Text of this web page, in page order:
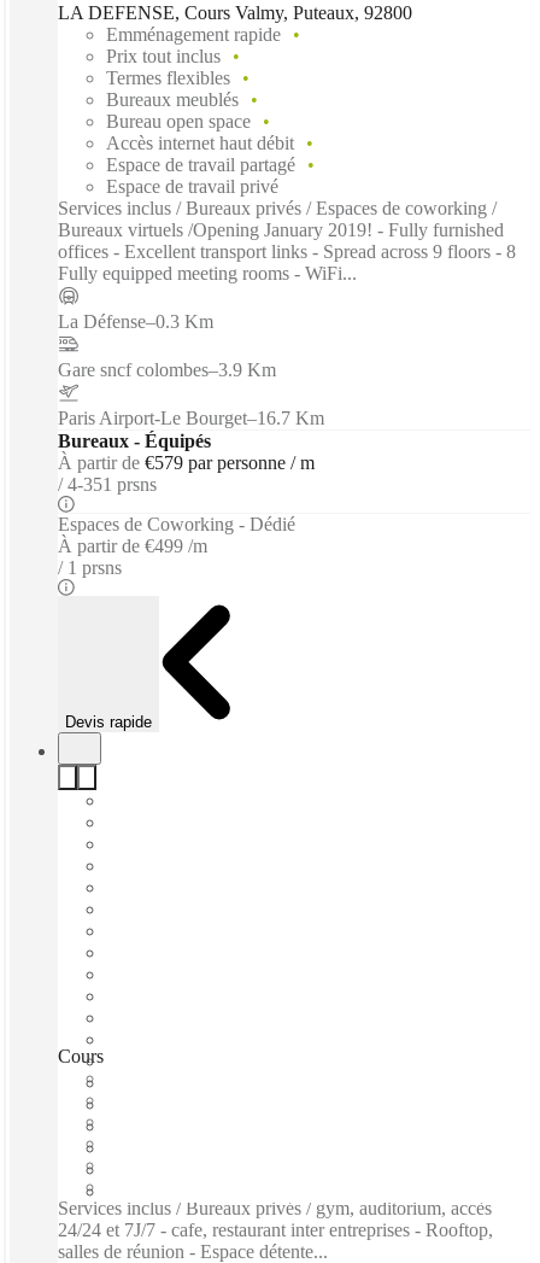
LA DEFENSE, Cours Valmy, Puteaux, 92800
Emménagement rapide
Prix tout inclus
Termes flexibles
Bureaux meublés
Bureau open space
Accès internet haut débit
Espace de travail partagé
Espace de travail privé
Services inclus / Bureaux privés / Espaces de coworking /
Bureaux virtuels /Opening January 2019! - Fully furnished
offices - Excellent transport links - Spread across 9 floors - 8
Fully equipped meeting rooms - WiFi...
La Défense–0.3 Km
Gare sncf colombes–3.9 Km
Paris Airport-Le Bourget–16.7 Km
Bureaux - Équipés
À partir de €579 par personne / m
4-351 prsns
Espaces de Coworking - Dédié
À partir de €499 /m
1 prsns
Devis rapide
Cours Valmy, Puteaux, 92800
Services inclus / Bureaux privés / gym, auditorium, accès
24/24 et 7J/7 - cafe, restaurant inter entreprises - Rooftop,
salles de réunion - Espace détente...